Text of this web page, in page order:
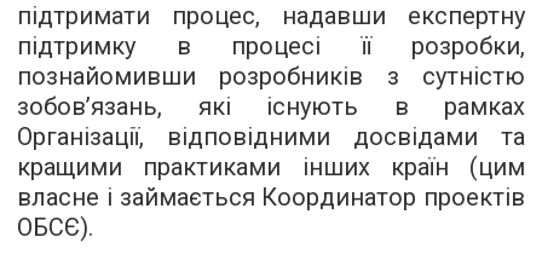
підтримати процес, надавши експертну
підтримку в процесі її розробки,
познайомивши розробників з сутністю
зобов’язань, які існують в рамках
Організації, відповідними досвідами та
кращими практиками інших країн (цим
власне і займається Координатор проектів
ОБСЄ).